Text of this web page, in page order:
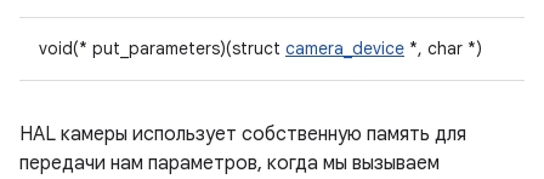
void(* put_parameters)(struct camera_device *, char *)
HAL камеры использует собственную память для
передачи нам параметров, когда мы вызываем